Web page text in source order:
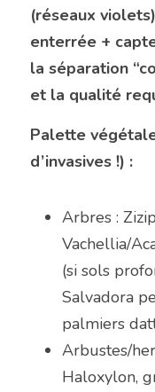
(réseaux
enterrée +
la séparation
et la qualité
Palette
d’invasives !) :
Arbres :
Vachellia/
(si sols
Salvadora
palmiers
Arbustes/
Haloxylon,